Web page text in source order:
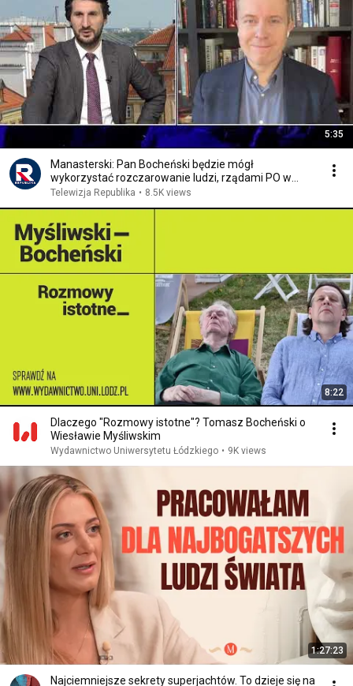
5:35
Manasterski: Pan Bocheński będzie mógł
wykorzystać rozczarowanie ludzi, rządami PO w
Warszawie
Telewizja Republika • 8.5K views
8:22
Dlaczego "Rozmowy istotne"? Tomasz Bocheński o
Wiesławie Myśliwskim
Wydawnictwo Uniwersytetu Łódzkiego • 9K views
1:27:23
Najciemniejsze sekrety superjachtów. To dzieje się na